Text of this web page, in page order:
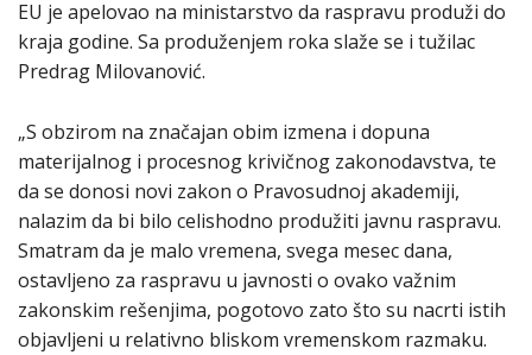
EU je apelovao na ministarstvo da raspravu produži do
kraja godine. Sa produženjem roka slaže se i tužilac
Predrag Milovanović.
„S obzirom na značajan obim izmena i dopuna
materijalnog i procesnog krivičnog zakonodavstva, te
da se donosi novi zakon o Pravosudnoj akademiji,
nalazim da bi bilo celishodno produžiti javnu raspravu.
Smatram da je malo vremena, svega mesec dana,
ostavljeno za raspravu u javnosti o ovako važnim
zakonskim rešenjima, pogotovo zato što su nacrti istih
objavljeni u relativno bliskom vremenskom razmaku.